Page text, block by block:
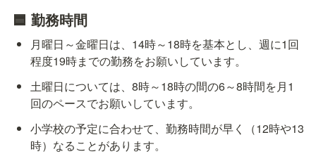
🟦 勤務時間
月曜日～金曜日は、14時～18時を基本とし、週に1回
程度19時までの勤務をお願いしています。
土曜日については、8時～18時の間の6～8時間を月1
回のペースでお願いしています。
小学校の予定に合わせて、勤務時間が早く（12時や13
時）なることがあります。